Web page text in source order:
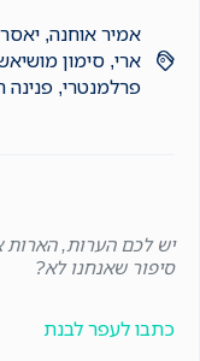
אמיר אוחנה,
ארי, סימון
פרלמנטרי,
יש לכם הערות, הארות
סיפור שאנחנו לא?
כתבו לעפר לבנת